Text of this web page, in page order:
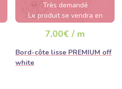
Très demandé
Le produit se vendra en
quelques heures
7,00€ / m
Bord-côte lisse PREMIUM off
white